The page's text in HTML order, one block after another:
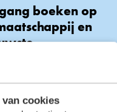
cookies
boeken op
en